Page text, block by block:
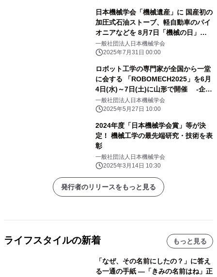
日本機械学会「機械遺産」に 国産初の
加圧式石油ストーブ、軽自動車のパイ
オニアなどを 8月7日「機械の日」に
認定！
一般社団法人日本機械学会
2025年7月31日 00:00
ロボット工学の専門家が全国から一堂
に会する 「ROBOMECH2025」を6月
4日(水)～7日(土)に山形で開催 -企業
展示多数、高校生特別セッションも-
一般社団法人日本機械学会
2025年5月27日 10:00
2024年度「日本機械学会賞」等が決
定！ 機械工学の最先端研究・技術を表
彰
一般社団法人日本機械学会
2025年3月14日 10:30
発行者のリリースをもっと見る
ライフスタイルの新着 もっと見る
「なぜ、その名前にしたの？」に答え
る一通の手紙 ―「きみの名前はね」正